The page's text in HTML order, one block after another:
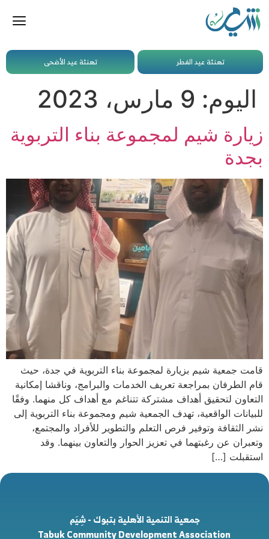
تهنئة عيد الفطر تهنئة عيد الأضحى
اليوم: 9 مارس، 2023
زيارة شيم لمجموعة بناء التربوية
بجدة
قامت جمعية شيم بزيارة لمجموعة بناء التربوية في جدة، حيث
قام الطرفان بمراجعة تعريف الخدمات والبرامج، وناقشا إمكانية
التعاون لتحقيق أهداف مشتركة تتناغم مع أهداف كل منهما. وفقًا
للبيانات الواقعية، تهدف الجمعية شيم ومجموعة بناء التربوية إلى
نشر الثقافة وتوفير فرص التعلم والتطوير للأفراد والمجتمع،
وتعبران عن رغبتهما في تعزيز الحوار والتعاون بينهما. وقد
استقبلت […]
جمعية التنمية الأهلية بتبوك - شِيَم
Tabuk Community Development Association